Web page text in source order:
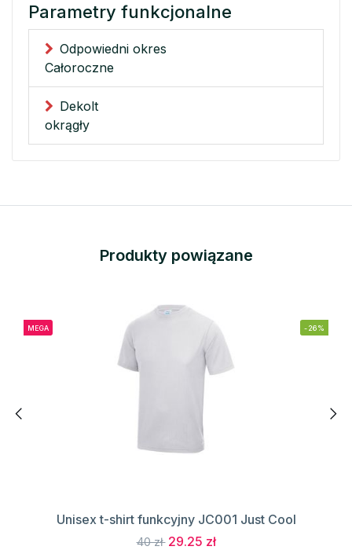
Parametry funkcjonalne
Odpowiedni okres
Całoroczne
Dekolt
okrągły
Produkty powiązane
MEGA -26%
Unisex t-shirt funkcyjny JC001 Just Cool
40 zł 29.25 zł